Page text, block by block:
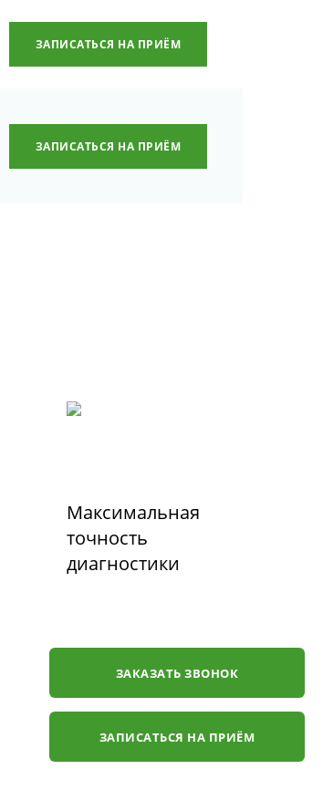
ЗАПИСАТЬСЯ НА ПРИЁМ
ЗАПИСАТЬСЯ НА ПРИЁМ
Максимальная
точность
диагностики
ЗАКАЗАТЬ ЗВОНОК
ЗАПИСАТЬСЯ НА ПРИЁМ